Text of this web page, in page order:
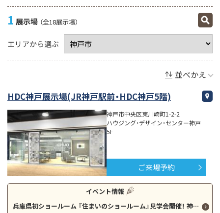
1 展示場 （全18展示場）
エリアから選ぶ
並べかえ
HDC神戸展示場(JR神戸駅前・HDC神戸5階)
神戸市中央区東川崎町1-2-2
ハウジング・デザイン・センター神戸
5F
ご来場予約
イベント情報
兵庫県初ショールーム 『住まいのショールーム』見学会開催！ 神戸駅下車すぐです！(駐車場もございます。)